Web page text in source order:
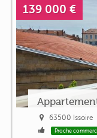
139 000 €
63500 Issoire
Proche